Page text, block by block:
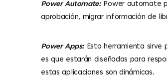
Power Automate:Power automate
aprobación, migrar información de
Power Apps:Esta herramienta sirve
es que estarán diseñadas para
estas aplicaciones son dinámicas.